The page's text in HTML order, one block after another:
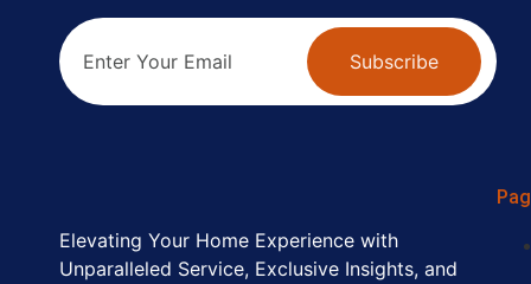
Subscribe
Elevating Your Home Experience with
Unparalleled Service, Exclusive Insights, and